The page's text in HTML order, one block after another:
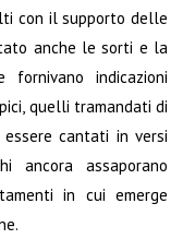
con il supporto delle
anche le sorti e la
indicazioni
quelli tramandati di
essere cantati in versi
ancora assaporano
in cui emerge